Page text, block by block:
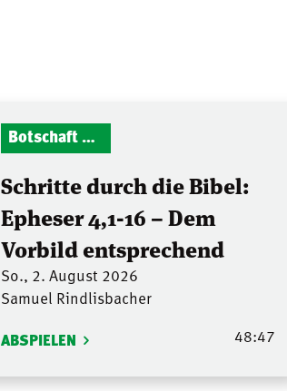
Botschaft Zionshalle
Schritte durch die Bibel:
Epheser 4,1-16 – Dem
Vorbild entsprechend
So., 2. August 2026
Samuel Rindlisbacher
ABSPIELEN 48:47